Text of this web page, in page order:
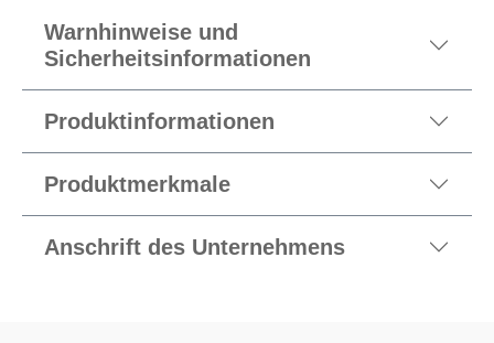
Warnhinweise und
Sicherheitsinformationen
Produktinformationen
Produktmerkmale
Anschrift des Unternehmens